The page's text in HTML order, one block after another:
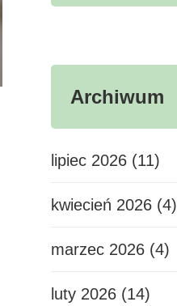
Archiwum
lipiec 2026 (11)
kwiecień 2026 (4)
marzec 2026 (4)
luty 2026 (14)